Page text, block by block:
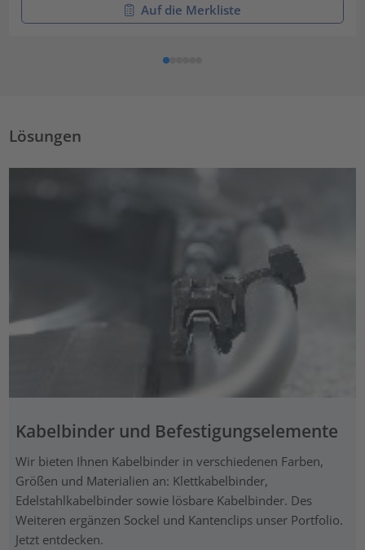
Auf die Merkliste
Lösungen
Kabelbinder und Befestigungselemente
Wir bieten Ihnen Kabelbinder in verschiedenen Farben,
Größen und Materialien an: Klettkabelbinder,
Edelstahlkabelbinder sowie lösbare Kabelbinder. Des
Weiteren ergänzen Sockel und Kantenclips unser Portfolio.
Jetzt entdecken.